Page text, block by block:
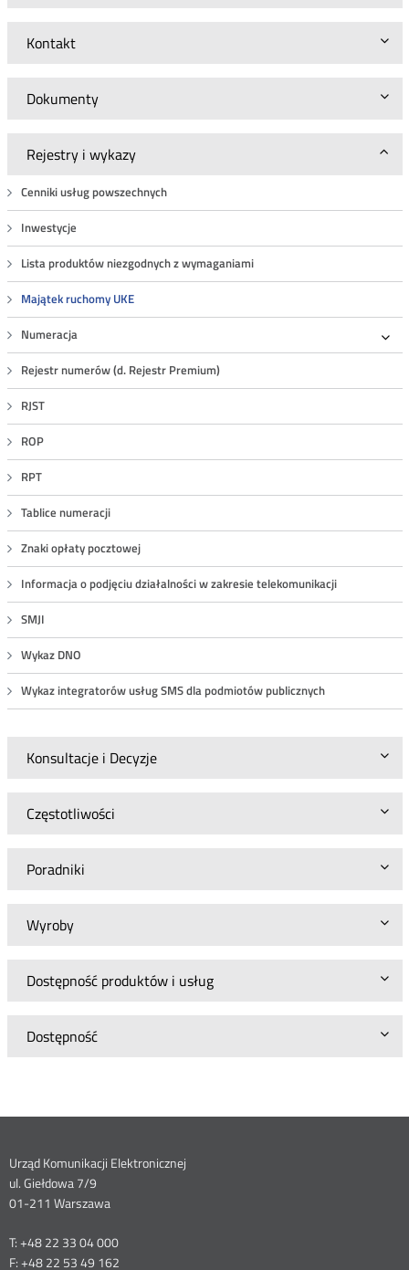
Kontakt
Dokumenty
Rejestry i wykazy
Cenniki usług powszechnych
Inwestycje
Lista produktów niezgodnych z wymaganiami
Majątek ruchomy UKE
Numeracja
Rejestr numerów (d. Rejestr Premium)
RJST
ROP
RPT
Tablice numeracji
Znaki opłaty pocztowej
Informacja o podjęciu działalności w zakresie telekomunikacji
SMJI
Wykaz DNO
Wykaz integratorów usług SMS dla podmiotów publicznych
Konsultacje i Decyzje
Częstotliwości
Poradniki
Wyroby
Dostępność produktów i usług
Dostępność
Dane
kontaktowe
Urząd Komunikacji Elektronicznej
ul. Giełdowa 7/9
01-211 Warszawa
T: +48 22 33 04 000
F: +48 22 53 49 162